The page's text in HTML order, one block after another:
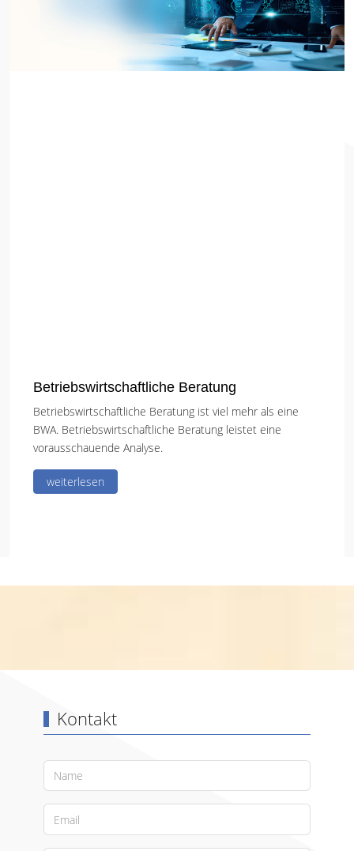
Betriebswirtschaftliche Beratung
Betriebswirtschaftliche Beratung ist viel mehr als eine
BWA. Betriebswirtschaftliche Beratung leistet eine
vorausschauende Analyse.
weiterlesen
Kontakt